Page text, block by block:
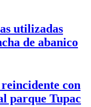
utilizadas
de abanico
con
parque Tupac